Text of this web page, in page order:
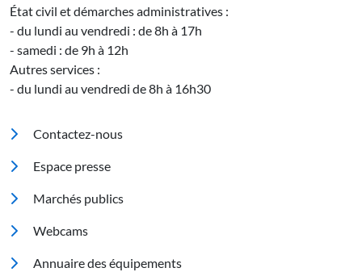
État civil et démarches administratives :
- du lundi au vendredi : de 8h à 17h
- samedi : de 9h à 12h
Autres services :
- du lundi au vendredi de 8h à 16h30
Pied de page
Contactez-nous
Espace presse
Marchés publics
Footer 2
Webcams
Annuaire des équipements